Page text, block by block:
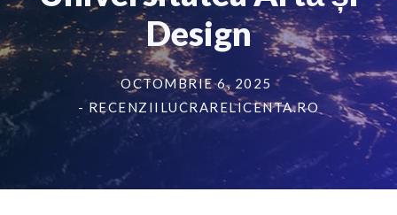
Design
OCTOMBRIE 6, 2025
- RECENZIILUCRARELICENTA.RO